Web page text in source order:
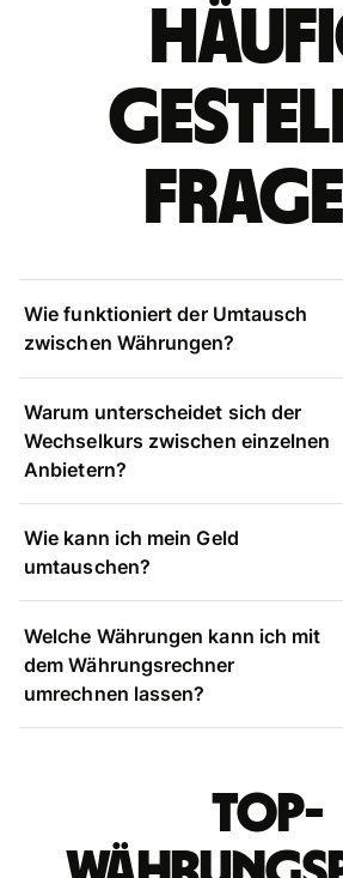
Wie funktioniert der Umtausch
zwischen Währungen?
Warum unterscheidet sich der
Wechselkurs zwischen einzelnen
Anbietern?
Wie kann ich mein Geld
umtauschen?
Welche Währungen kann ich mit
dem Währungsrechner
umrechnen lassen?
Top-